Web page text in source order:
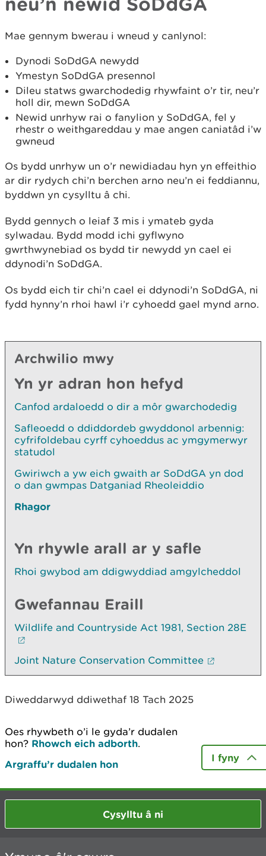
Mae gennym bwerau i wneud y canlynol:
Dynodi SoDdGA newydd
Ymestyn SoDdGA presennol
Dileu statws gwarchodedig rhywfaint o’r tir, neu’r
holl dir, mewn SoDdGA
Newid unrhyw rai o fanylion y SoDdGA, fel y
rhestr o weithgareddau y mae angen caniatâd i’w
gwneud
Os bydd unrhyw un o’r newidiadau hyn yn effeithio
ar dir rydych chi’n berchen arno neu’n ei feddiannu,
byddwn yn cysylltu â chi.
Bydd gennych o leiaf 3 mis i ymateb gyda
sylwadau. Bydd modd ichi gyflwyno
gwrthwynebiad os bydd tir newydd yn cael ei
ddynodi’n SoDdGA.
Os bydd eich tir chi’n cael ei ddynodi’n SoDdGA, ni
fydd hynny’n rhoi hawl i’r cyhoedd gael mynd arno.
Archwilio mwy
Yn yr adran hon hefyd
Canfod ardaloedd o dir a môr gwarchodedig
Safleoedd o ddiddordeb gwyddonol arbennig:
cyfrifoldebau cyrff cyhoeddus ac ymgymerwyr
statudol
Gwiriwch a yw eich gwaith ar SoDdGA yn dod
o dan gwmpas Datganiad Rheoleiddio
Rhagor
Yn rhywle arall ar y safle
Rhoi gwybod am ddigwyddiad amgylcheddol
Gwefannau Eraill
Wildlife and Countryside Act 1981, Section 28E
Joint Nature Conservation Committee
Diweddarwyd ddiwethaf 18 Tach 2025
Oes rhywbeth o’i le gyda’r dudalen
hon? Rhowch eich adborth.
Argraffu’r dudalen hon
I fyny
Cysylltu â ni